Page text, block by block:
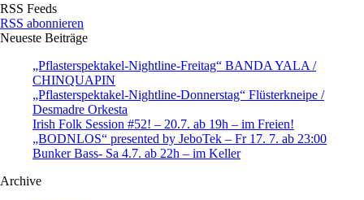
RSS Feeds
RSS abonnieren
Neueste Beiträge
„Pflasterspektakel-Nightline-Freitag“ BANDA YALA /
CHINQUAPIN
„Pflasterspektakel-Nightline-Donnerstag“ Flüsterkneipe /
Desmadre Orkesta
Irish Folk Session #52! – 20.7. ab 19h – im Freien!
„BODNLOS“ presented by JeboTek – Fr 17. 7. ab 23:00
Bunker Bass- Sa 4.7. ab 22h – im Keller
Archive